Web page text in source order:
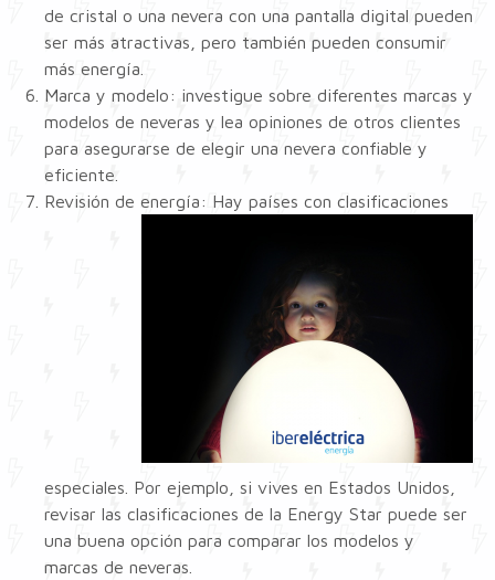
de cristal o una nevera con una pantalla digital pueden
ser más atractivas, pero también pueden consumir
más energía.
Marca y modelo: investigue sobre diferentes marcas y
modelos de neveras y lea opiniones de otros clientes
para asegurarse de elegir una nevera confiable y
eficiente.
Revisión de energía: Hay países con clasificaciones
especiales. Por ejemplo, si vives en Estados Unidos,
revisar las clasificaciones de la Energy Star puede ser
una buena opción para comparar los modelos y
marcas de neveras.